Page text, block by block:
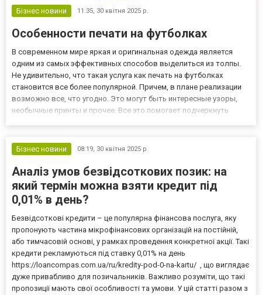
Бізнес новини 11:35, 30 квітня 2025 р.
Особенности печати на футболках
В современном мире яркая и оригинальная одежда является
одним из самых эффективных способов выделиться из толпы.
Не удивительно, что такая услуга как печать на футболках
становится все более популярной. Причем, в плане реализации
возможно все, что угодно. Это могут быть интересные узоры,
необычные принты и прочее. Все это помогает подчеркнуть
Бізнес новини
08:19, 30 квітня 2025 р.
Аналіз умов безвідсоткових позик: на
який термін можна взяти кредит під
0,01% в день?
Безвідсоткові кредити – це популярна фінансова послуга, яку
пропонують частина мікрофінансових організацій на постійній,
або тимчасовій основі, у рамках проведення конкретної акції. Такі
кредити рекламуються під ставку 0,01% на день
https://loancompas.com.ua/ru/kredity-pod-0-na-kartu/ , що виглядає
дуже привабливо для позичальників. Важливо розуміти, що такі
пропозиції мають свої особливості та умови. У цій статті разом з